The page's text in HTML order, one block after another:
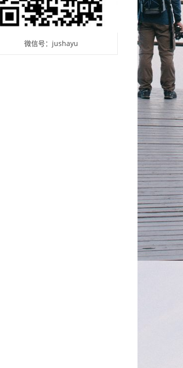
微信号：jushayu